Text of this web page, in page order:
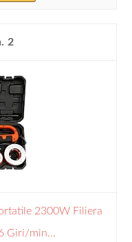
2
2300W Filiera
Giri/min...